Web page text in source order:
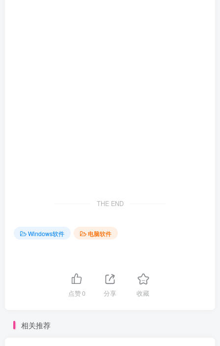
THE END
Windows软件 电脑软件
点赞0 分享 收藏
相关推荐